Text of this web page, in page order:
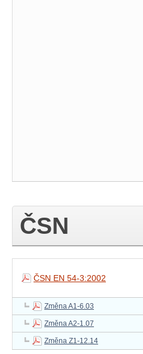
ČSN
ČSN EN 54-3:2002
Změna A1-6.03
Změna A2-1.07
Změna Z1-12.14